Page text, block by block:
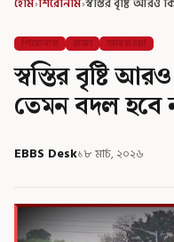
শিরোনাম রাজ্য আবহাওয়া
স্বস্তির বৃষ্টি
তেমন বদল হবে
EBBS Desk১৮ মার্চ, ২০২৬